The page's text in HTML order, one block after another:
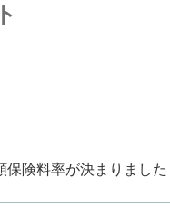
保険料率が決まりまし